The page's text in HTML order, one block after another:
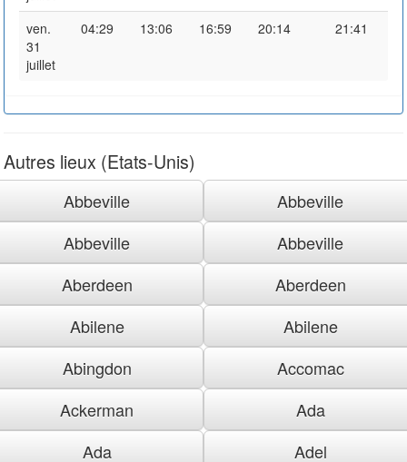
ven.
31
juillet
04:29 13:06 16:59 20:14 21:41
Autres lieux (Etats-Unis)
Abbeville
Abbeville
Abbeville
Abbeville
Aberdeen
Aberdeen
Abilene
Abilene
Abingdon
Accomac
Ackerman
Ada
Ada
Adel